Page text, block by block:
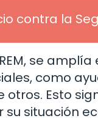
contra la
se
como
otros. Esto
situación